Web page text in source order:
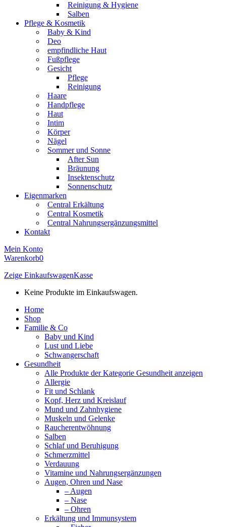
Reinigung & Hygiene
Salben
Pflege & Kosmetik
Baby & Kind
Deo
empfindliche Haut
Fußpflege
Gesicht
Pflege
Reinigung
Haare
Handpflege
Haut
Intim
Körper
Nägel
Sommer und Sonne
After Sun
Bräunung
Insektenschutz
Sonnenschutz
Eigenmarken
Central Erkältung
Central Kosmetik
Central Nahrungsergänzungsmittel
Kontakt
Mein Konto
Warenkorb0
Zeige EinkaufswagenKasse
Keine Produkte im Einkaufswagen.
Home
Shop
Familie & Co
Baby und Kind
Lust und Liebe
Schwangerschaft
Gesundheit
Alle Produkte der Kategorie Gesundheit anzeigen
Allergie
Fit und Schlank
Kopf, Herz und Kreislauf
Mund und Zahnhygiene
Muskeln und Gelenke
Raucherentwöhnung
Salben
Schlaf und Beruhigung
Schmerzmittel
Verdauung
Vitamine und Nahrungsergänzungen
Augen, Ohren und Nase
– Augen
– Nase
– Ohren
Erkältung und Immunsystem